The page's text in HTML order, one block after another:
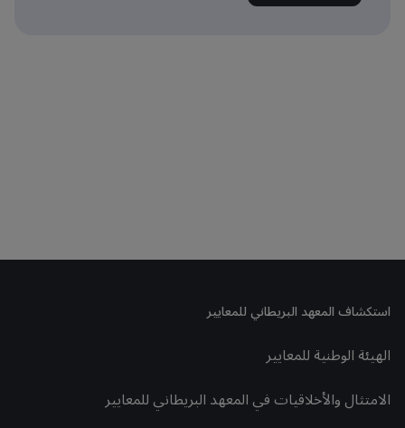
استكشاف المعهد البريطاني للمعايير
الهيئة الوطنية للمعايير
الامتثال والأخلاقيات في المعهد البريطاني للمعايير